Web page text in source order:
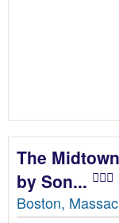
The
by Son...
Boston,